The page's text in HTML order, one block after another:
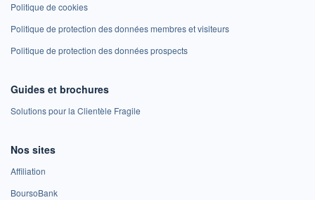
Politique de cookies
Politique de protection des données membres et visiteurs
Politique de protection des données prospects
Guides et brochures
Solutions pour la Clientèle Fragile
Nos sites
Affiliation
BoursoBank